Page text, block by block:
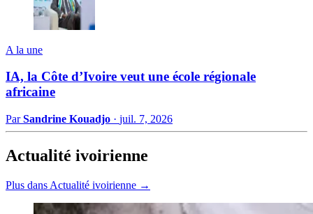
A la une
IA, la Côte d’Ivoire veut une école régionale
africaine
ParSandrine Kouadjo · juil. 7, 2026
Actualité ivoirienne
Plus dans Actualité ivoirienne →